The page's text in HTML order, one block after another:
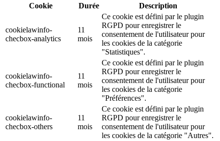
Cookie
Durée Description
cookielawinfo-
checbox-analytics
11
mois
Ce cookie est défini par le plugin
RGPD pour enregistrer le
consentement de l'utilisateur pour
les cookies de la catégorie
"Statistiques".
cookielawinfo-
checbox-functional
11
mois
Ce cookie est défini par le plugin
RGPD pour enregistrer le
consentement de l'utilisateur pour
les cookies de la catégorie
"Préférences".
cookielawinfo-
checbox-others
11
mois
Ce cookie est défini par le plugin
RGPD pour enregistrer le
consentement de l'utilisateur pour
les cookies de la catégorie "Autres".